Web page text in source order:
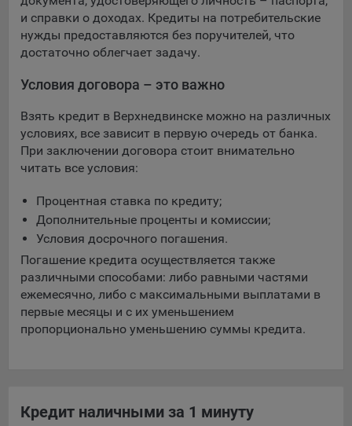
и справки о доходах. Кредиты на потребительские
нужды предоставляются без поручителей, что
достаточно облегчает задачу.
Условия договора – это важно
Взять кредит в Верхнедвинске можно на различных
условиях, все зависит в первую очередь от банка.
При заключении договора стоит внимательно
читать все условия:
Процентная ставка по кредиту;
Дополнительные проценты и комиссии;
Условия досрочного погашения.
Погашение кредита осуществляется также
различными способами: либо равными частями
ежемесячно, либо с максимальными выплатами в
первые месяцы и с их уменьшением
пропорционально уменьшению суммы кредита.
Кредит наличными за 1 минуту